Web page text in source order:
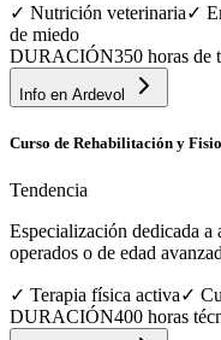
✓ Nutrición veterinaria✓
de miedo
DURACIÓN350 horas de
Info en Ardevol
Curso de Rehabilitación y
Tendencia
Especialización dedicada a
operados o de edad
✓ Terapia física activa✓
DURACIÓN400 horas